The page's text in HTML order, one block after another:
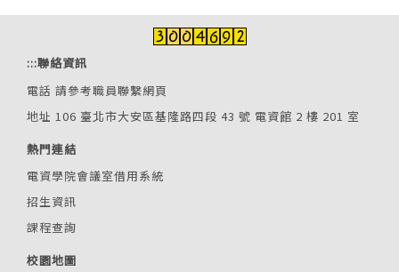
:::聯絡資訊
電話 請參考職員聯繫網頁
地址 106 臺北市大安區基隆路四段 43 號 電資館 2 樓 201 室
熱門連結
電資學院會議室借用系統
招生資訊
課程查詢
校園地圖